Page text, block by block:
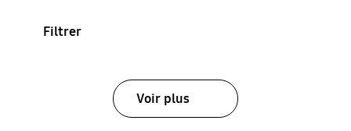
Filtrer
Voir plus